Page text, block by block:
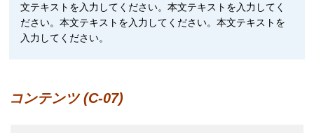
文テキストを入力してください。本文テキストを入力してく
ださい。本文テキストを入力してください。本文テキストを
入力してください。
コンテンツ (C-07)